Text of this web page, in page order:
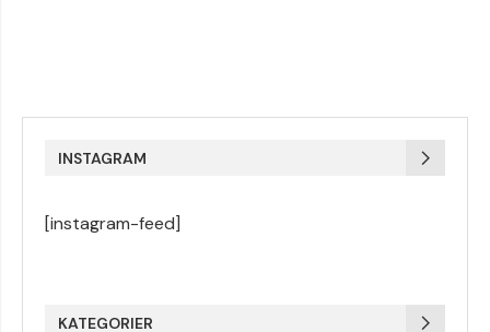
INSTAGRAM
[instagram-feed]
KATEGORIER